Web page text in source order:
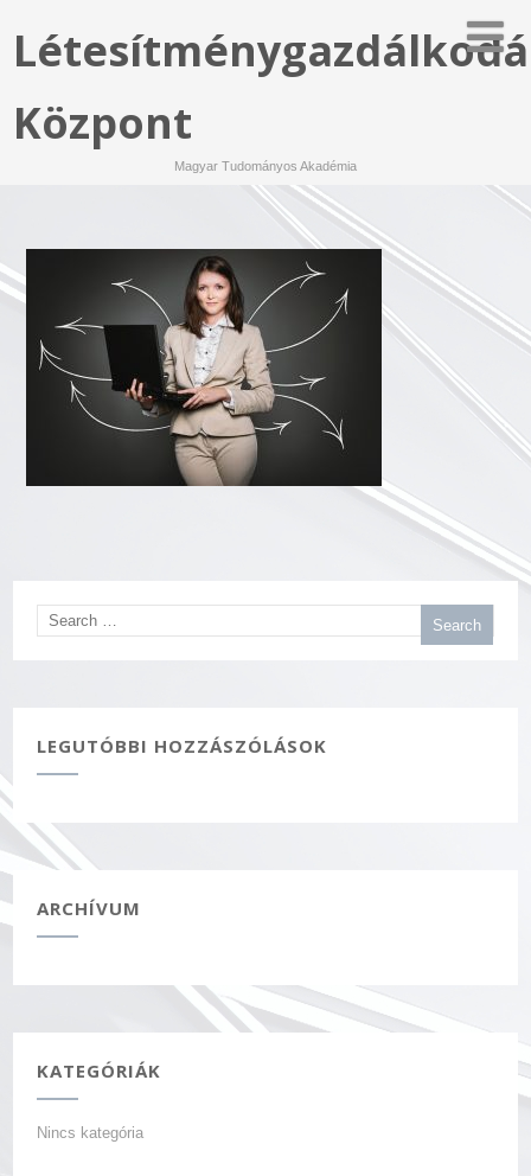
Központ
Magyar Tudományos Akadémia
LEGUTÓBBI HOZZÁSZÓLÁSOK
ARCHÍVUM
KATEGÓRIÁK
Nincs kategória